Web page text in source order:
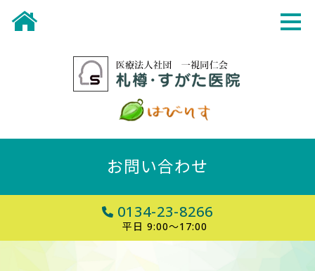
お問い合わせ
0134-23-8266
平日 9:00～17:00